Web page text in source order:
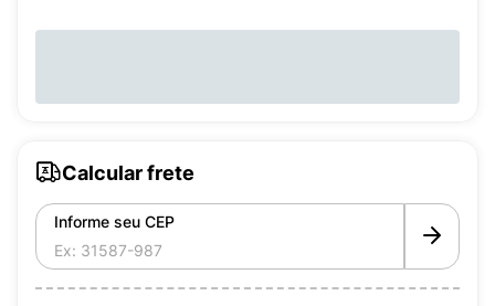
Calcular frete
Informe seu CEP